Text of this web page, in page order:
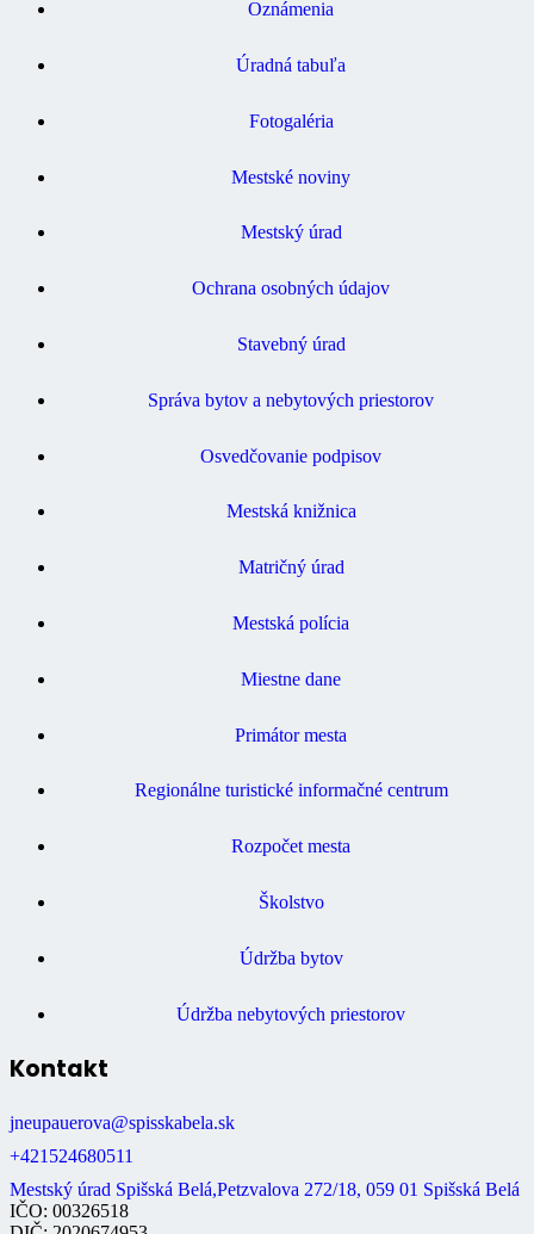
Oznámenia
Úradná tabuľa
Fotogaléria
Mestské noviny
Mestský úrad
Ochrana osobných údajov
Stavebný úrad
Správa bytov a nebytových priestorov
Osvedčovanie podpisov
Mestská knižnica
Matričný úrad
Mestská polícia
Miestne dane
Primátor mesta
Regionálne turistické informačné centrum
Rozpočet mesta
Školstvo
Údržba bytov
Údržba nebytových priestorov
Kontakt
jneupauerova@spisskabela.sk
+421524680511
Mestský úrad Spišská Belá,Petzvalova 272/18, 059 01 Spišská Belá
IČO: 00326518